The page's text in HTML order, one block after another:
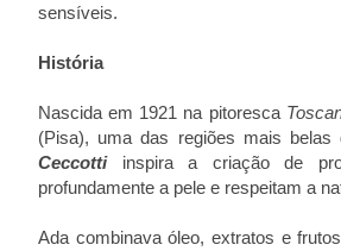
sensíveis.
História
Nascida em 1921 na pitoresca
(Pisa), uma das regiões mais belas
Ceccottiinspira a criação de
profundamente a pele e respeitam a
Ada combinava óleo, extratos e